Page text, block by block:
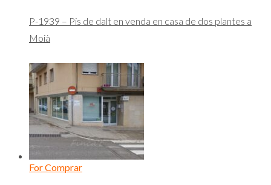
P-1939 – Pis de dalt en venda en casa de dos plantes a
Moià
For Comprar